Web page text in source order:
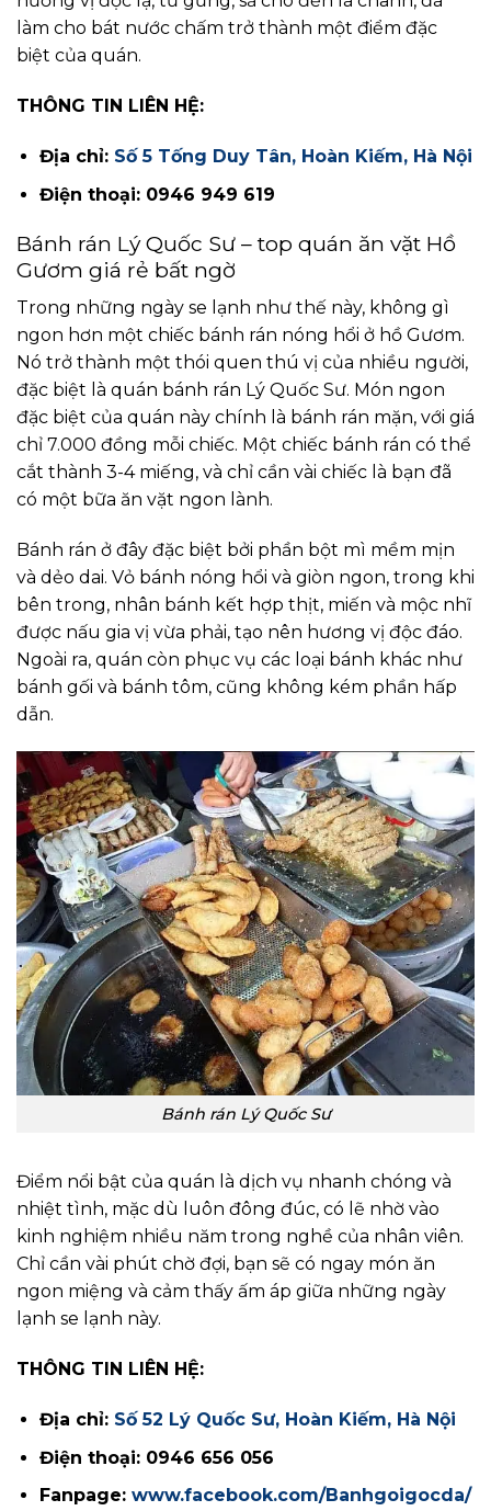
làm cho bát nước chấm trở thành một điểm đặc
biệt của quán.
THÔNG TIN LIÊN HỆ:
Địa chỉ: Số 5 Tống Duy Tân, Hoàn Kiếm, Hà Nội
Điện thoại: 0946 949 619
Bánh rán Lý Quốc Sư – top quán ăn vặt Hồ
Gươm giá rẻ bất ngờ
Trong những ngày se lạnh như thế này, không gì
ngon hơn một chiếc bánh rán nóng hổi ở hồ Gươm.
Nó trở thành một thói quen thú vị của nhiều người,
đặc biệt là quán bánh rán Lý Quốc Sư. Món ngon
đặc biệt của quán này chính là bánh rán mặn, với giá
chỉ 7.000 đồng mỗi chiếc. Một chiếc bánh rán có thể
cắt thành 3-4 miếng, và chỉ cần vài chiếc là bạn đã
có một bữa ăn vặt ngon lành.
Bánh rán ở đây đặc biệt bởi phần bột mì mềm mịn
và dẻo dai. Vỏ bánh nóng hổi và giòn ngon, trong khi
bên trong, nhân bánh kết hợp thịt, miến và mộc nhĩ
được nấu gia vị vừa phải, tạo nên hương vị độc đáo.
Ngoài ra, quán còn phục vụ các loại bánh khác như
bánh gối và bánh tôm, cũng không kém phần hấp
dẫn.
Bánh rán Lý Quốc Sư
Điểm nổi bật của quán là dịch vụ nhanh chóng và
nhiệt tình, mặc dù luôn đông đúc, có lẽ nhờ vào
kinh nghiệm nhiều năm trong nghề của nhân viên.
Chỉ cần vài phút chờ đợi, bạn sẽ có ngay món ăn
ngon miệng và cảm thấy ấm áp giữa những ngày
lạnh se lạnh này.
THÔNG TIN LIÊN HỆ:
Địa chỉ: Số 52 Lý Quốc Sư, Hoàn Kiếm, Hà Nội
Điện thoại: 0946 656 056
Fanpage: www.facebook.com/Banhgoigocda/